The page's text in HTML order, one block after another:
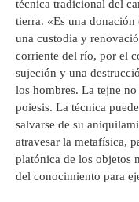
técnica tradicional del
tierra. «Es una donación
una custodia y
corriente del río, por el
sujeción y una
los hombres. La tejne
poiesis. La técnica
salvarse de su
atravesar la metafísica,
platónica de los objetos
del conocimiento para